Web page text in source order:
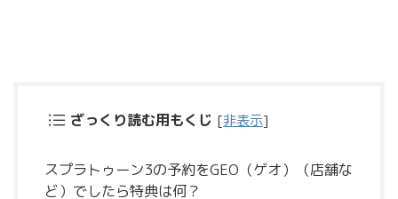
ざっくり読む用もくじ [非表示]
スプラトゥーン3の予約をGEO（ゲオ）（店舗な
ど）でしたら特典は何？